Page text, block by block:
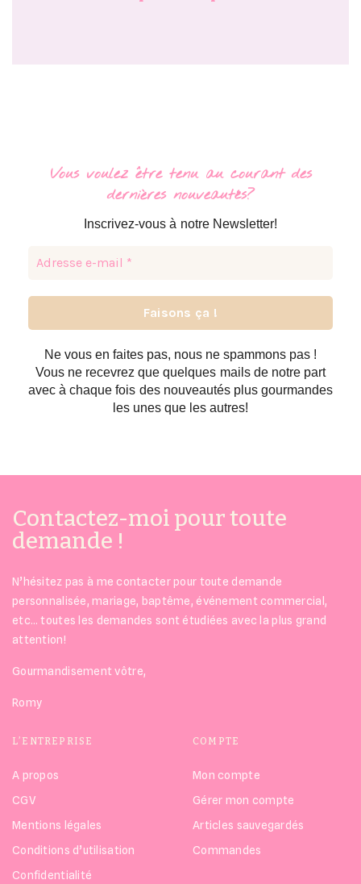
Vous voulez être tenu au courant des
dernières nouveautés?
Inscrivez-vous à notre Newsletter!
-
*
Ne vous en faites pas, nous ne spammons pas !
Vous ne recevrez que quelques mails de notre part
avec à chaque fois des nouveautés plus gourmandes
les unes que les autres!
Contactez-moi pour toute
demande !
N’hésitez pas à me contacter pour toute demande
personnalisée, mariage, baptême, événement commercial,
etc… toutes les demandes sont étudiées avec la plus grand
attention!
Gourmandisement vôtre,
Romy
L’ENTREPRISE
A propos
CGV
Mentions légales
Conditions d’utilisation
Confidentialité
COMPTE
Mon compte
Gérer mon compte
Articles sauvegardés
Commandes